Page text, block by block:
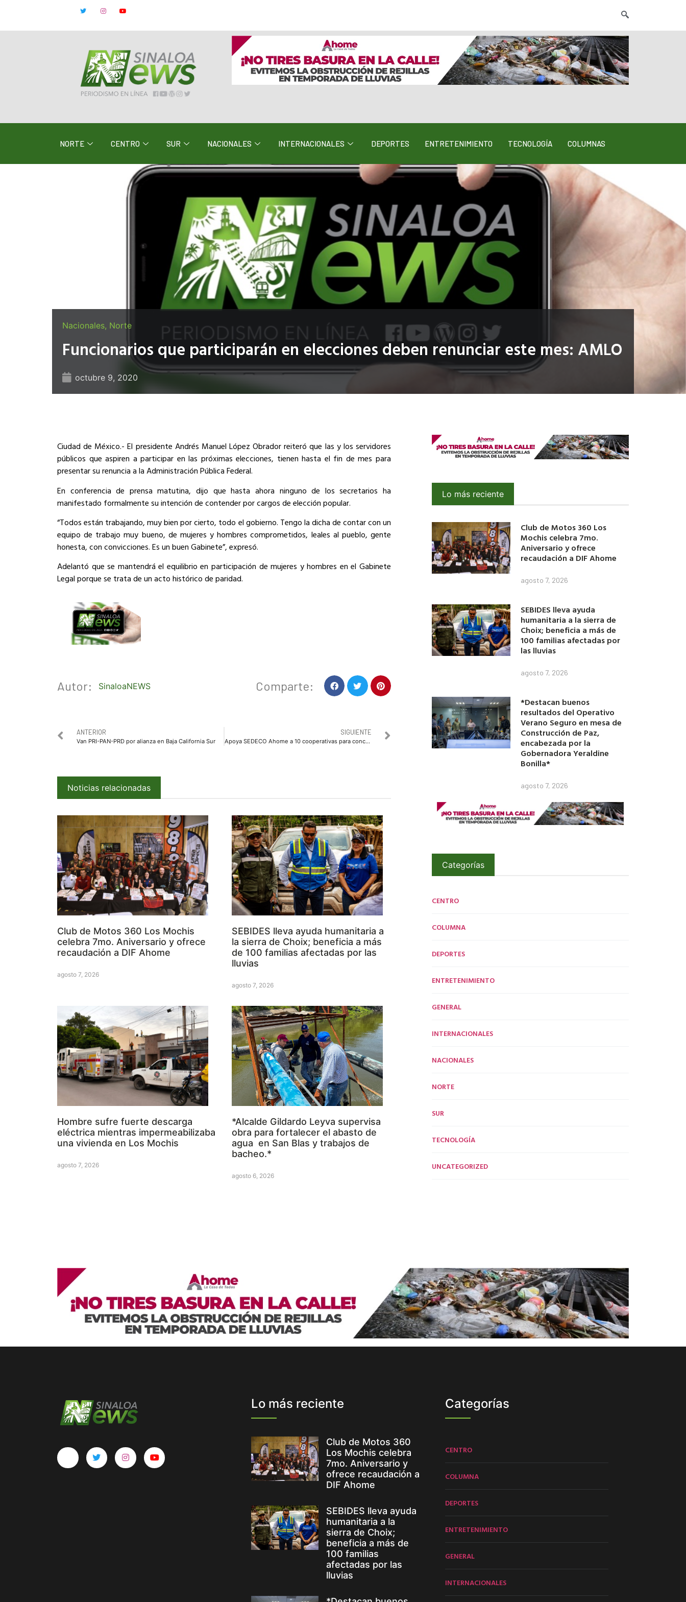
NORTE CENTRO SUR NACIONALES INTERNACIONALES DEPORTES ENTRETENIMIENTO TECNOLOGÍA COLUMNAS
Nacionales, Norte
Funcionarios que participarán en elecciones deben renunciar este mes: AMLO
octubre 9, 2020
Ciudad de México.- El presidente Andrés Manuel López Obradorreiteró que las y los servidores
públicos que aspiren a participar en las próximas elecciones, tienen hasta el fin de mes para
presentar su renuncia a la Administración Pública Federal.
En conferencia de prensa matutina, dijo que hasta ahora ninguno de los secretarios ha
manifestado formalmente su intención de contender por cargos de elección popular.
“Todos están trabajando, muy bien por cierto, todo el gobierno. Tengo la dicha de contar con un
equipo de trabajo muy bueno, de mujeres y hombres comprometidos, leales al pueblo, gente
honesta, con convicciones. Es un buen Gabinete”, expresó.
Adelantó que se mantendrá el equilibrio en participación de mujeres y hombres en el Gabinete
Legal porque se trata de un acto histórico de paridad.
Autor: SinaloaNEWS Comparte:
ANTERIOR
Van PRI-PAN-PRD por alianza en Baja California Sur
SIGUIENTE
Apoya SEDECO Ahome a 10 cooperativas para concretar proyectos de producción de tilapia
Noticias relacionadas
Club de Motos 360 Los Mochis
celebra 7mo. Aniversario y ofrece
recaudación a DIF Ahome
agosto 7, 2026
SEBIDES lleva ayuda humanitaria a
la sierra de Choix; beneficia a más
de 100 familias afectadas por las
lluvias
agosto 7, 2026
Hombre sufre fuerte descarga
eléctrica mientras impermeabilizaba
una vivienda en Los Mochis
agosto 7, 2026
*Alcalde Gildardo Leyva supervisa
obra para fortalecer el abasto de
agua en San Blas y trabajos de
bacheo.*
agosto 6, 2026
Lo más reciente
Club de Motos 360 Los
Mochis celebra 7mo.
Aniversario y ofrece
recaudación a DIF Ahome
agosto 7, 2026
SEBIDES lleva ayuda
humanitaria a la sierra de
Choix; beneficia a más de
100 familias afectadas por
las lluvias
agosto 7, 2026
*Destacan buenos
resultados del Operativo
Verano Seguro en mesa de
Construcción de Paz,
encabezada por la
Gobernadora Yeraldine
Bonilla*
agosto 7, 2026
Categorías
CENTRO
COLUMNA
DEPORTES
ENTRETENIMIENTO
GENERAL
INTERNACIONALES
NACIONALES
NORTE
SUR
TECNOLOGÍA
UNCATEGORIZED
Lo más reciente
Club de Motos 360
Los Mochis celebra
7mo. Aniversario y
ofrece recaudación a
DIF Ahome
SEBIDES lleva ayuda
humanitaria a la
sierra de Choix;
beneficia a más de
100 familias
afectadas por las
lluvias
Categorías
CENTRO
COLUMNA
DEPORTES
ENTRETENIMIENTO
GENERAL
INTERNACIONALES